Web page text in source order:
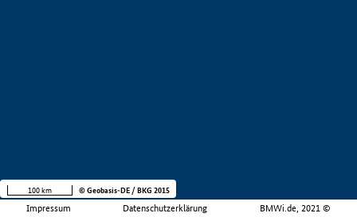
Impressum Datenschutzerklärung BMWi.de, 2021 ©
100 km © Geobasis-DE / BKG 2015